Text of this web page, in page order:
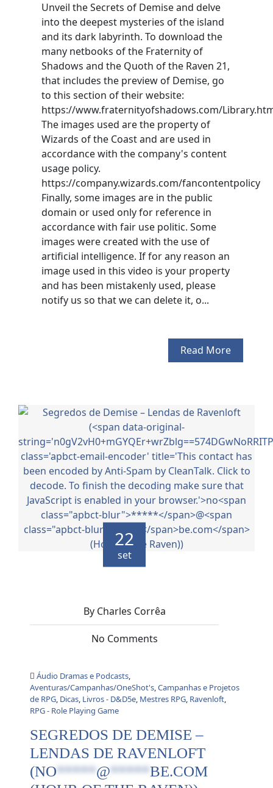
Unveil the Secrets of Demise and delve
into the deepest mysteries of the island
and its dark labyrinth. To download the
many netbooks of the Fraternity of
Shadows and the Quoth of the Raven 21,
that includes the preview of Demise, go
to this section of their website:
https://www.fraternityofshadows.com/
The images used are the property of
Wizards of the Coast and are used in
accordance with the company's content
usage policy.
https://company.wizards.com/fancontentpolicy
Finally, some images are in the public
domain or used only for reference in
accordance with fair use politic. Some
images were created with the use of
artificial intelligence. If for any reason an
image used in this video is your property
and has been mistakenly used, please
notify us so that we can delete it, o...
Read More
22
set
By Charles Corrêa
No Comments
Áudio Dramas e Podcasts,
Aventuras/Campanhas/OneShot's,Campanhas e Projetos
de RPG, Dicas, Livros - D&D5e, Mestres RPG, Ravenloft,
RPG - Role Playing Game
SEGREDOS DE DEMISE –
LENDAS DE RAVENLOFT
(NO*****@*****BE.COM